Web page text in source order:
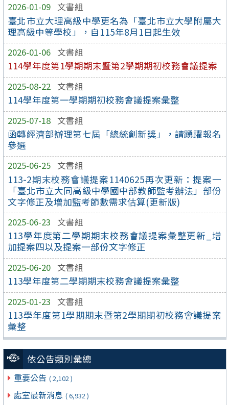
2026-01-09 文書組
臺北市立大理高級中學更名為「臺北市立大學附屬大
理高級中等學校」，自115年8月1日起生效
2026-01-06 文書組
114學年度第1學期期末暨第2學期期初校務會議提案
2025-08-22 文書組
114學年度第一學期期初校務會議提案彙整
2025-07-18 文書組
函轉經濟部辦理第七屆「總統創新獎」，請踴躍報名
參選
2025-06-25 文書組
113-2期末校務會議提案1140625再次更新：提案一
「臺北市立大同高級中學國中部教師監考辦法」部份
文字修正及增加監考節數需求估算(更新版)
2025-06-23 文書組
113學年度第二學期期末校務會議提案彙整更新_增
加提案四以及提案一部份文字修正
2025-06-20 文書組
113學年度第二學期期末校務會議提案彙整
2025-01-23 文書組
113學年度第1學期期末暨第2學期期初校務會議提案
彙整
依公告類別彙總
重要公告 ( 2,102 )
處室最新消息 ( 6,932 )